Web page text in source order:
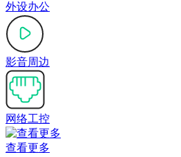
外设办公
影音周边
网络工控
查看更多